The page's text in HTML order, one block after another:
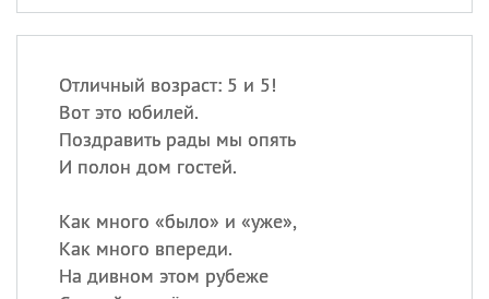
Отличный возраст: 5 и 5!
Вот это юбилей.
Поздравить рады мы опять
И полон дом гостей.
Как много «было» и «уже»,
Как много впереди.
На дивном этом рубеже